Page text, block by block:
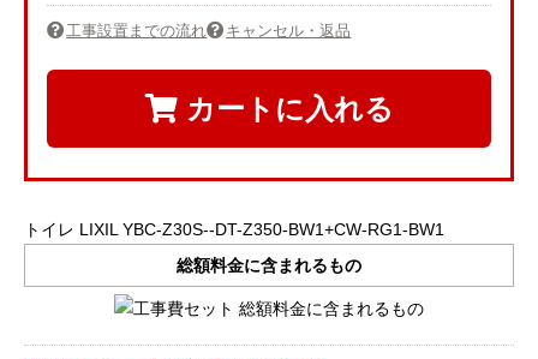
工事設置までの流れ キャンセル・返品
カートに入れる
トイレ LIXIL YBC-Z30S--DT-Z350-BW1+CW-RG1-BW1
総額料金に含まれるもの